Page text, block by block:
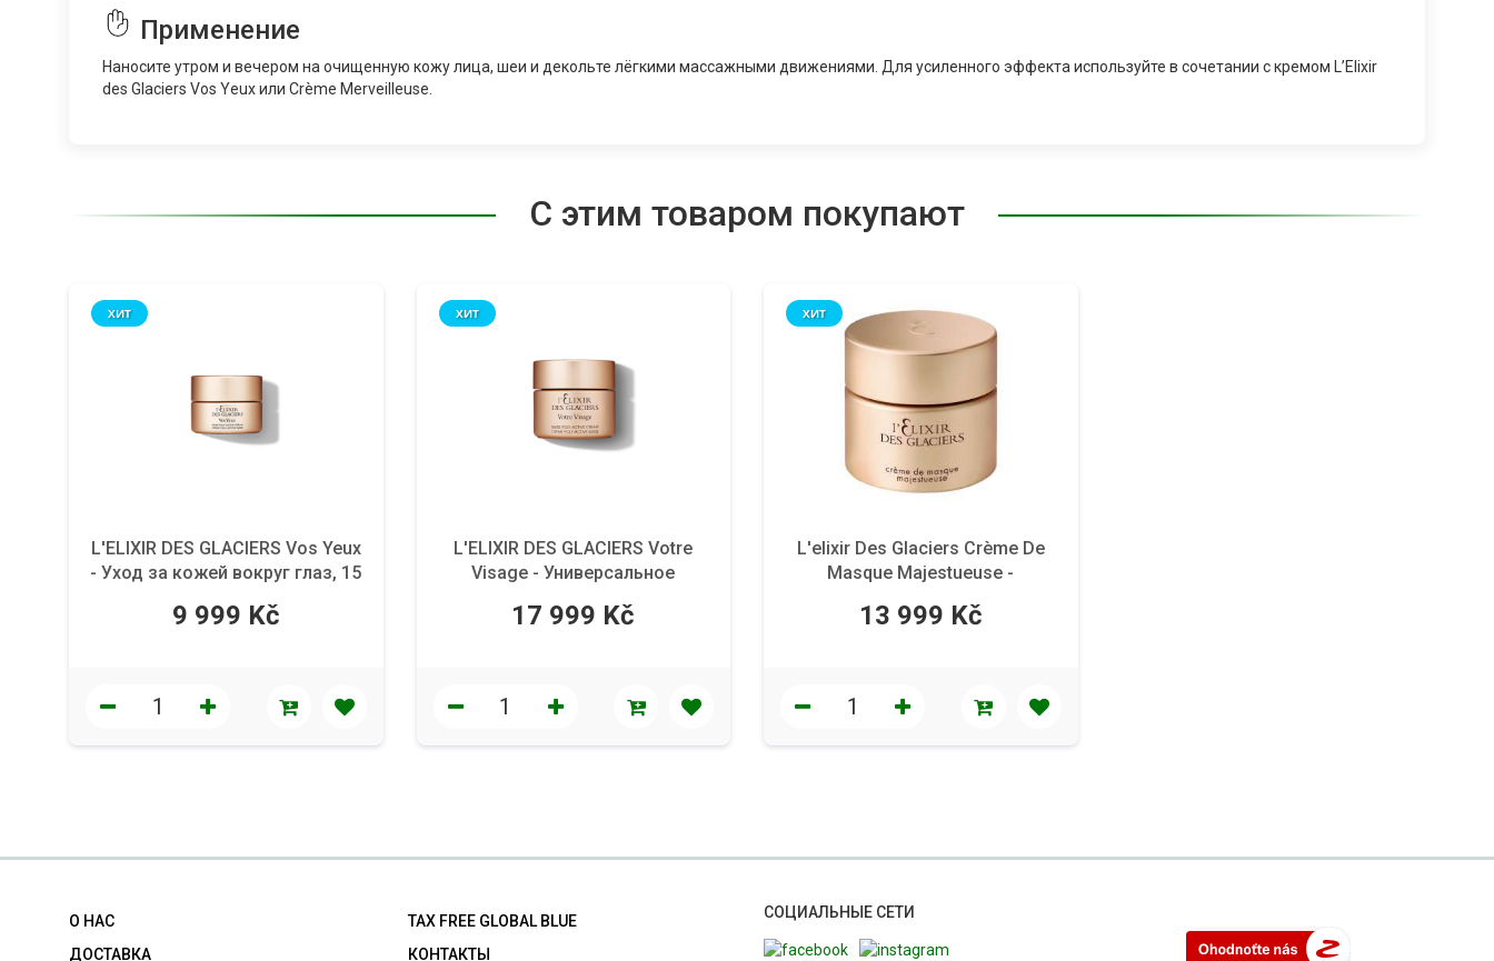
Применение
Наносите утром и вечером на очищенную кожу лица, шеи и декольте лёгкими массажными движениями. Для усиленного эффекта используйте в сочетании с кремом L’Elixir
des Glaciers Vos Yeux или Crème Merveilleuse.
С этим товаром покупают
L'ELIXIR DES GLACIERS Vos Yeux
- Уход за кожей вокруг глаз, 15
ХИТ
9 999 Kč
L'ELIXIR DES GLACIERS Votre
Visage - Универсальное
лица, 50 мл.
ХИТ
17 999 Kč
L'elixir Des Glaciers Crème De
Masque Majestueuse -
мл
ХИТ
13 999 Kč
О НАС
ДОСТАВКА
TAX FREE GLOBAL BLUE
КОНТАКТЫ
СОЦИАЛЬНЫЕ СЕТИ